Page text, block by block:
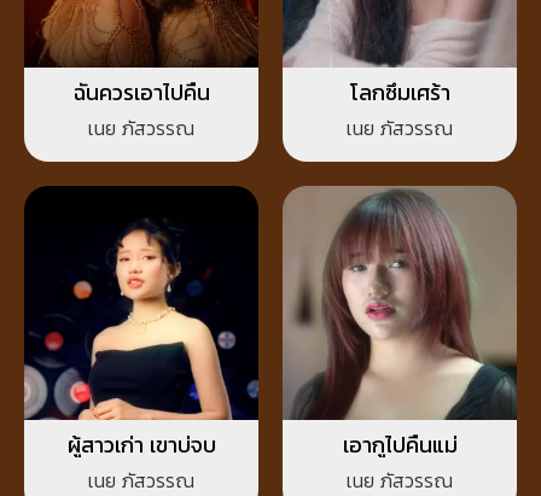
ฉันควรเอาไปคืน
เนย ภัสวรรณ
โลกซึมเศร้า
เนย ภัสวรรณ
ผู้สาวเก่า เขาบ่จบ
เนย ภัสวรรณ
เอากูไปคืนแม่
เนย ภัสวรรณ